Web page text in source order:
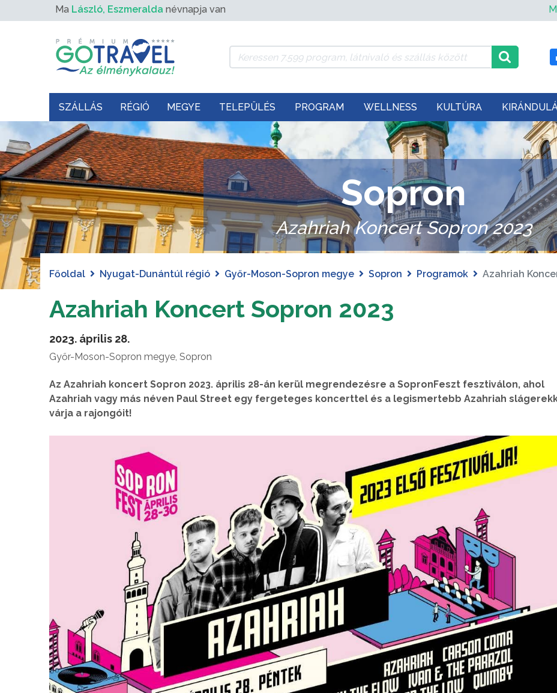
Ma László, Eszmeralda névnapja van
SZÁLLÁS RÉGIÓ MEGYE TELEPÜLÉS PROGRAM WELLNESS KULTÚRA
Sopron
Azahriah Koncert Sopron 2023
Főoldal Nyugat-Dunántúl régió Győr-Moson-Sopron megye Sopron Programok Azahriah
Azahriah Koncert Sopron 2023
2023. április 28.
Győr-Moson-Sopron megye, Sopron
Az Azahriah koncert Sopron 2023. április 28-án kerül megrendezésre a SopronFeszt fesztiválon, ahol
Azahriah vagy más néven Paul Street egy fergeteges koncerttel és a legismertebb Azahriah
várja a rajongóit!